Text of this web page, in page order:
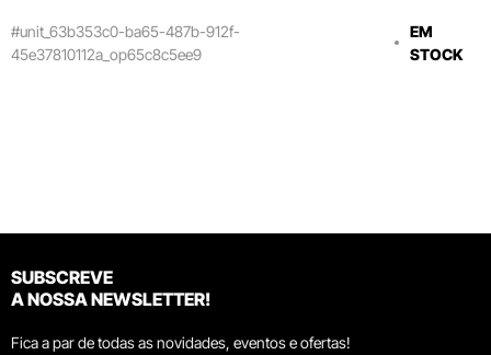
#unit_63b353c0-ba65-487b-912f-
45e37810112a_op65c8c5ee9
EM
STOCK
SUBSCREVE
A NOSSA NEWSLETTER!
Fica a par de todas as novidades, eventos e ofertas!